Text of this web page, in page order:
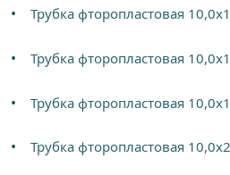
Трубка фторопластовая
Трубка фторопластовая
Трубка фторопластовая
Трубка фторопластовая